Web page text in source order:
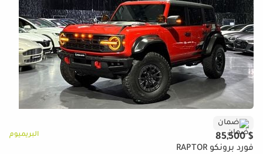
ضمان
$ 85,500 البريميوم
فورد برونكو RAPTOR